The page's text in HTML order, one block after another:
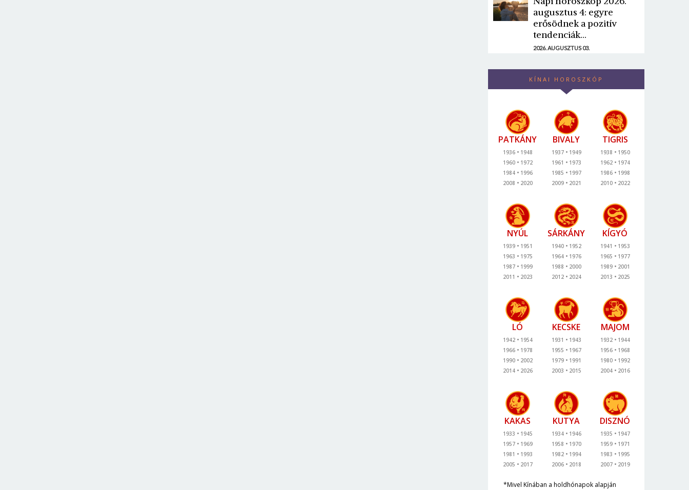
augusztus 4: egyre
erősödnek a pozitív
tendenciák...
2026. AUGUSZTUS 03.
KÍNAI HOROSZKÓP
PATKÁNY
1936
1948
1960
1972
1984
1996
2008
2020
BIVALY
1937
1949
1961
1973
1985
1997
2009
2021
TIGRIS
1938
1950
1962
1974
1986
1998
2010
2022
NYÚL
1939
1951
1963
1975
1987
1999
2011
2023
SÁRKÁNY
1940
1952
1964
1976
1988
2000
2012
2024
KÍGYÓ
1941
1953
1965
1977
1989
2001
2013
2025
LÓ
1942
1954
1966
1978
1990
2002
2014
2026
KECSKE
1931
1943
1955
1967
1979
1991
2003
2015
MAJOM
1932
1944
1956
1968
1980
1992
2004
2016
KAKAS
1933
1945
1957
1969
1981
1993
2005
2017
KUTYA
1934
1946
1958
1970
1982
1994
2006
2018
DISZNÓ
1935
1947
1959
1971
1983
1995
2007
2019
*Mivel Kínában a holdhónapok alapján